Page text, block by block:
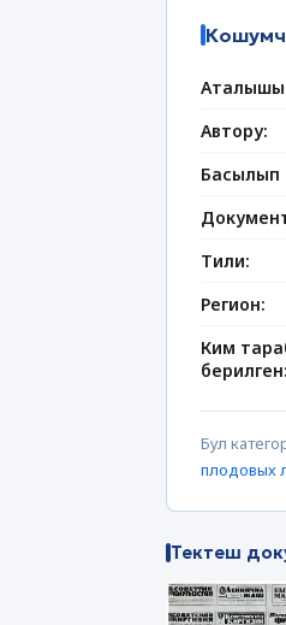
Автору:
Басылып
Тили:
Регион:
Ким
берилген:
Бул
плодовых
Тектеш